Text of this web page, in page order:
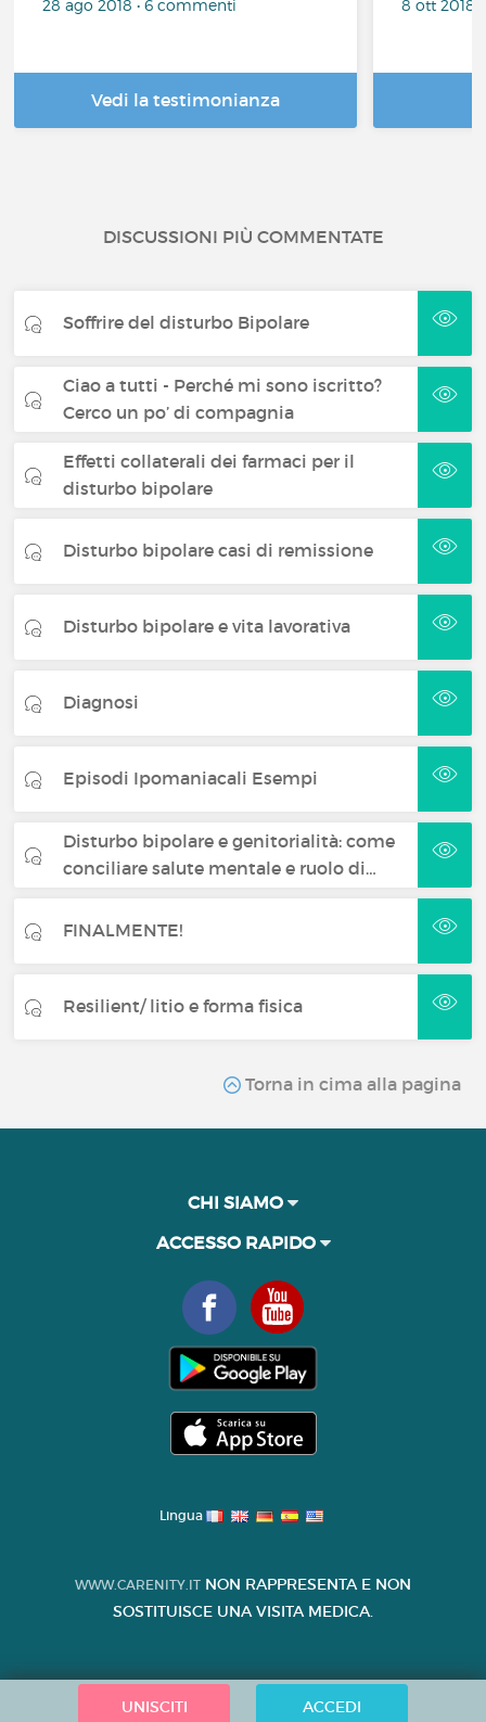
28 ago 2018 • 6 commenti
Vedi la testimonianza
8 ott 2018
DISCUSSIONI PIÙ COMMENTATE
Soffrire del disturbo Bipolare
Ciao a tutti - Perché mi sono iscritto?
Cerco un po’ di compagnia
Effetti collaterali dei farmaci per il
disturbo bipolare
Disturbo bipolare casi di remissione
Disturbo bipolare e vita lavorativa
Diagnosi
Episodi Ipomaniacali Esempi
Disturbo bipolare e genitorialità: come
conciliare salute mentale e ruolo di…
FINALMENTE!
Resilient/ litio e forma fisica
Torna in cima alla pagina
UNISCITI ACCEDI
CHI SIAMO
ACCESSO RAPIDO
Lingua
WWW.CARENITY.IT NON RAPPRESENTA E NON
SOSTITUISCE UNA VISITA MEDICA.